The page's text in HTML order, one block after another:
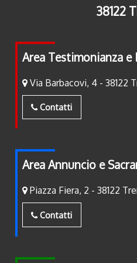
38122
Area Testimonianza e
Via Barbacovi, 4 - 38122
Contatti
Area Annuncio e
Piazza Fiera, 2 - 38122
Contatti